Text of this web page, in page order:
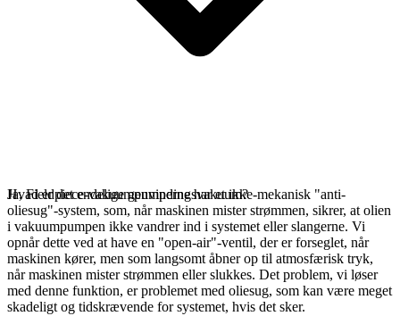
Ja, Fieldpiece-vakuumpumperne har et ikke-mekanisk "anti-
oliesug"-system, som, når maskinen mister strømmen, sikrer, at olien
i vakuumpumpen ikke vandrer ind i systemet eller slangerne. Vi
opnår dette ved at have en "open-air"-ventil, der er forseglet, når
maskinen kører, men som langsomt åbner op til atmosfærisk tryk,
når maskinen mister strømmen eller slukkes. Det problem, vi løser
med denne funktion, er problemet med oliesug, som kan være meget
skadeligt og tidskrævende for systemet, hvis det sker.
Hvad er det endelige genvindingsvakuum?